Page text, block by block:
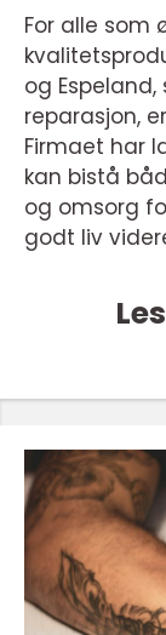
For alle som
og
reparasjon,
Firmaet har
kan bistå
og omsorg
godt liv